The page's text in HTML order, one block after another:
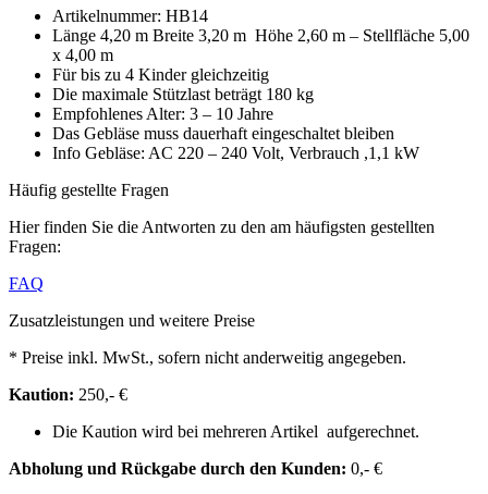
Artikelnummer: HB14
Länge 4,20 m Breite 3,20 m Höhe 2,60 m – Stellfläche 5,00
x 4,00 m
Für bis zu 4 Kinder gleichzeitig
Die maximale Stützlast beträgt 180 kg
Empfohlenes Alter: 3 – 10 Jahre
Das Gebläse muss dauerhaft eingeschaltet bleiben
Info Gebläse: AC 220 – 240 Volt, Verbrauch ,1,1 kW
Häufig gestellte Fragen
Hier finden Sie die Antworten zu den am häufigsten gestellten
Fragen:
FAQ
Zusatzleistungen und weitere Preise
* Preise inkl. MwSt., sofern nicht anderweitig angegeben.
Kaution: 250,- €
Die Kaution wird bei mehreren Artikel aufgerechnet.
Abholung und Rückgabe durch den Kunden: 0,- €